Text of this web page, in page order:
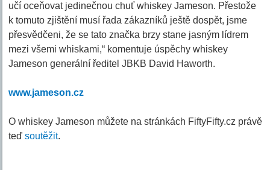
učí oceňovat jedinečnou chuť whiskey Jameson. Přestože
k tomuto zjištění musí řada zákazníků ještě dospět, jsme
přesvědčeni, že se tato značka brzy stane jasným lídrem
mezi všemi whiskami,“ komentuje úspěchy whiskey
Jameson generální ředitel JBKB David Haworth.
www.jameson.cz
O whiskey Jameson můžete na stránkách FiftyFifty.cz právě
teďsoutěžit.